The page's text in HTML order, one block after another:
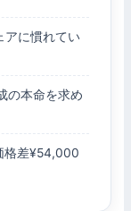
アに慣れてい
の本命を求め
格差¥54,000